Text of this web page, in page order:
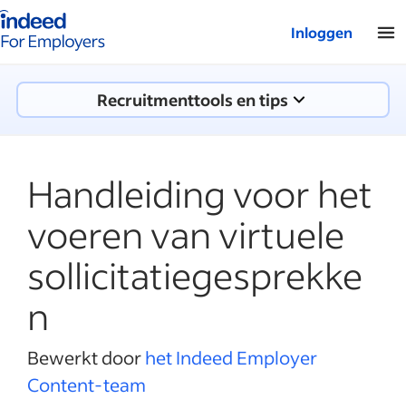
van Indeed - Voor werkgevers
Inloggen
Recruitmenttools en tips
Handleiding voor het
voeren van virtuele
sollicitatiegesprekke
n
Bewerkt doorhet Indeed Employer
Content-team